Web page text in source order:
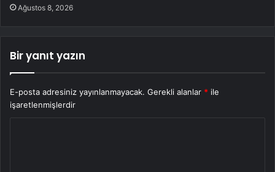
Ağustos 8, 2026
Bir yanıt yazın
E-posta adresiniz yayınlanmayacak. Gerekli alanlar * ile
işaretlenmişlerdir